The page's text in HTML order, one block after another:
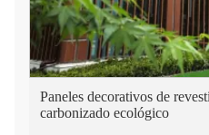
Paneles decorativos de
carbonizado ecológico